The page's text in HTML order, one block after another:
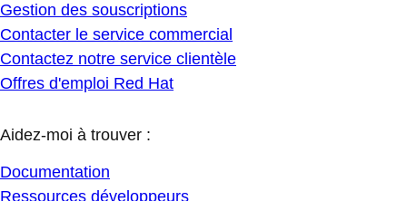
Gestion des souscriptions
Contacter le service commercial
Contactez notre service clientèle
Offres d'emploi Red Hat
Aidez-moi à trouver :
Documentation
Ressources développeurs